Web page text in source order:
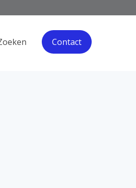
Contact